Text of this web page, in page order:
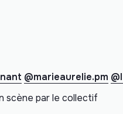
@marieaurelie.pm
scène par le collectif